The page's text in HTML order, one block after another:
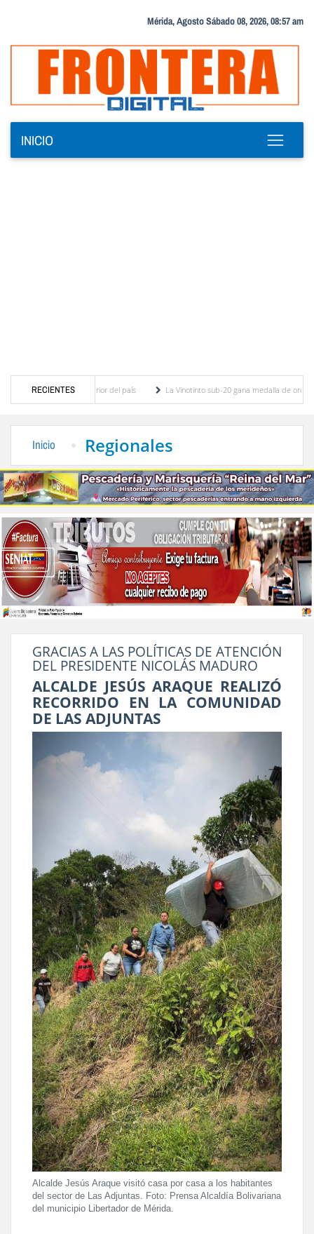
Mérida, Agosto Sábado 08, 2026, 08:57 am
INICIO
RECIENTES
eléctrica en el interior del país
La Vinotinto sub-20 gana medalla de oro en los
Inicio Regionales
GRACIAS A LAS POLÍTICAS DE ATENCIÓN
DEL PRESIDENTE NICOLÁS MADURO
ALCALDE JESÚS ARAQUE REALIZÓ
RECORRIDO EN LA COMUNIDAD
DE LAS ADJUNTAS
Alcalde Jesús Araque visitó casa por casa a los habitantes
del sector de Las Adjuntas. Foto: Prensa Alcaldía Bolivariana
del municipio Libertador de Mérida.